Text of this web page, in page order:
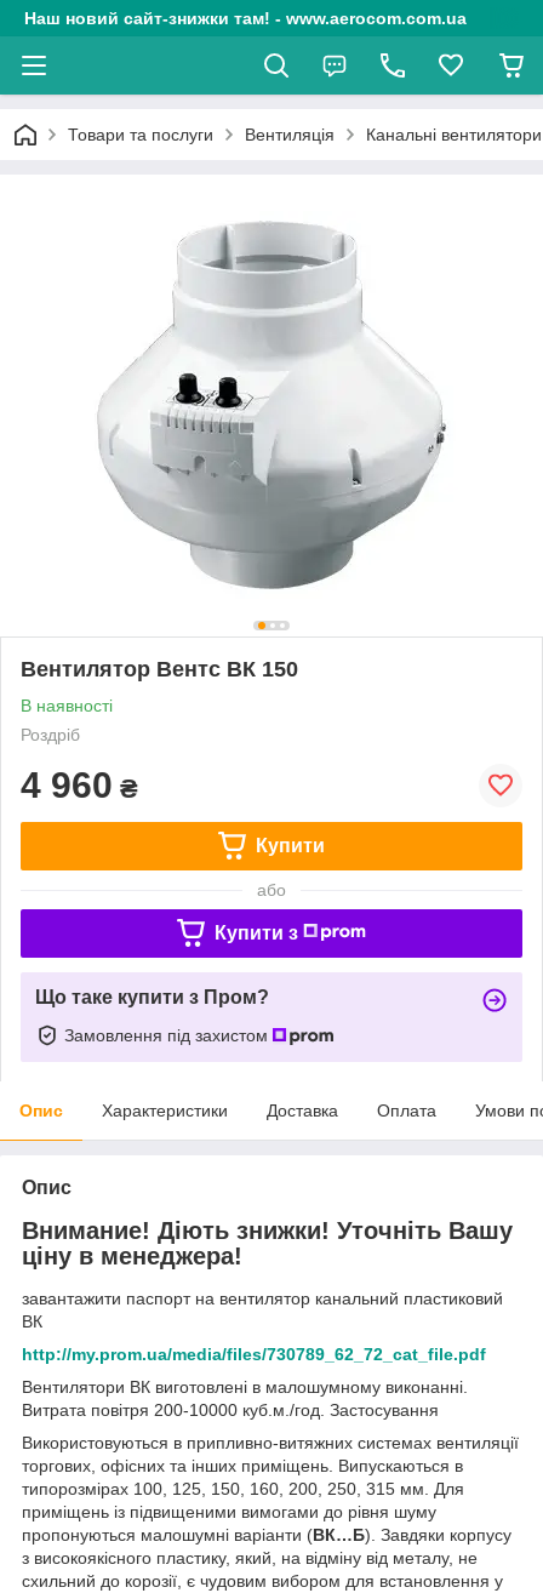
Наш новий сайт-знижки там! - www.aerocom.com.ua
Товари та послуги Вентиляція Канальні
Вентилятор Вентс ВК 150
В наявності
Роздріб
4 960 ₴
Купити
або
Купити з
Що таке купити з Пром?
Замовлення під захистом
Опис Характеристики Доставка Оплата Умови
Опис
Внимание! Діють знижки! Уточніть Вашу
ціну в менеджера!
завантажити паспорт на вентилятор канальний пластиковий
ВК
http://my.prom.ua/media/files/730789_62_72_cat_file.pdf
Вентилятори ВК виготовлені в малошумному виконанні.
Витрата повітря 200-10000 куб.м./год. Застосування
Використовуються в припливно-витяжних системах вентиляції
торгових, офісних та інших приміщень. Випускаються в
типорозмірах 100, 125, 150, 160, 200, 250, 315 мм. Для
приміщень із підвищеними вимогами до рівня шуму
пропонуються малошумні варіанти (ВК…Б). Завдяки корпусу
з високоякісного пластику, який, на відміну від металу, не
схильний до корозії, є чудовим вибором для встановлення у